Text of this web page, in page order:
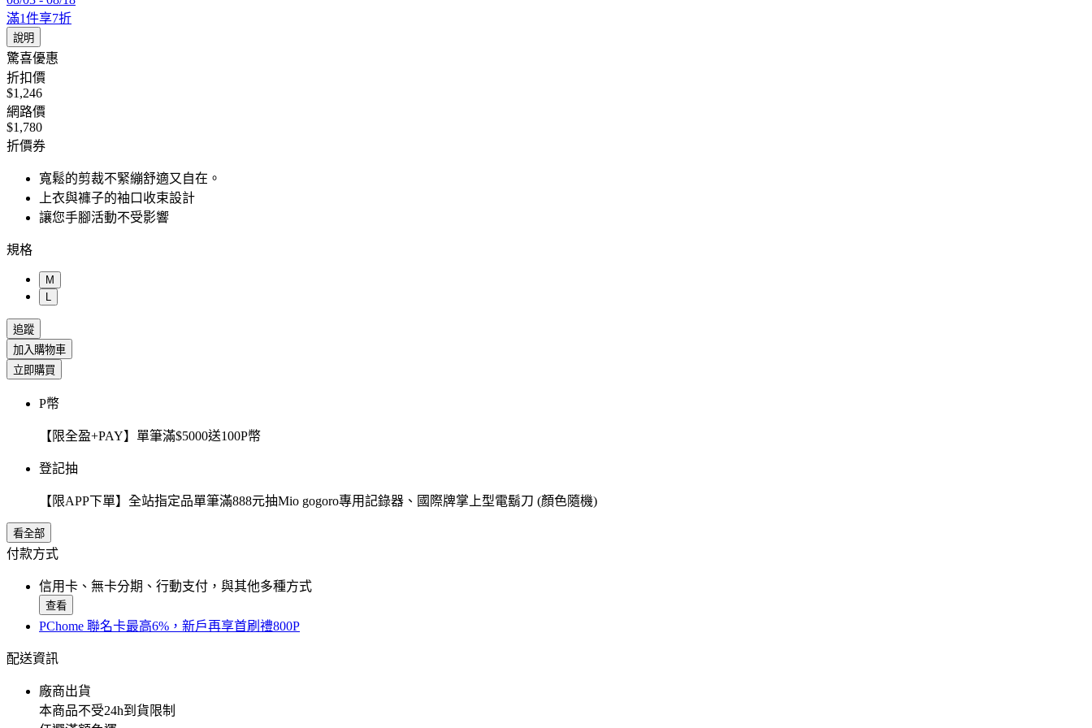
滿1件享7折
說明
驚喜優惠
折扣價
$1,246
網路價
$1,780
折價券
寬鬆的剪裁不緊繃舒適又自在。
上衣與褲子的袖口收束設計
讓您手腳活動不受影響
規格
M
L
追蹤
加入購物車
立即購買
P幣
【限全盈+PAY】單筆滿$5000送100P幣
登記抽
【限APP下單】全站指定品單筆滿888元抽Mio gogoro專用記錄器、國際牌掌上型電鬍刀 (顏色隨機)
看全部
付款方式
信用卡、無卡分期、行動支付，與其他多種方式
查看
PChome 聯名卡最高6%，新戶再享首刷禮800P
配送資訊
廠商出貨
本商品不受24h到貨限制